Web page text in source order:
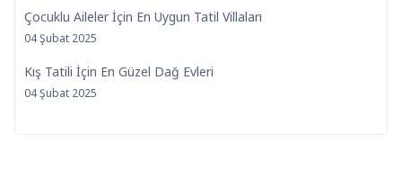
Çocuklu Aileler İçin En Uygun Tatil Villaları
04 Şubat 2025
Kış Tatili İçin En Güzel Dağ Evleri
04 Şubat 2025